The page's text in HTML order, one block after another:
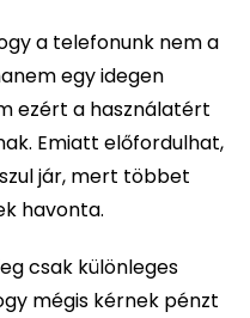
a telefonunk nem a
egy idegen
ezért a használatért
Emiatt előfordulhat,
jár, mert többet
havonta.
csak különleges
mégis kérnek pénzt